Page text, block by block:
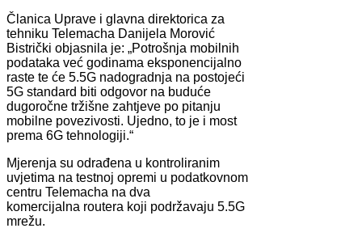
Članica Uprave i glavna direktorica za
tehniku Telemacha Danijela Morović
Bistrički objasnila je: „Potrošnja mobilnih
podataka već godinama eksponencijalno
raste te će 5.5G nadogradnja na postojeći
5G standard biti odgovor na buduće
dugoročne tržišne zahtjeve po pitanju
mobilne povezivosti. Ujedno, to je i most
prema 6G tehnologiji.“
Mjerenja su odrađena u kontroliranim
uvjetima na testnoj opremi u podatkovnom
centru Telemacha na dva
komercijalna routera koji podržavaju 5.5G
mrežu.